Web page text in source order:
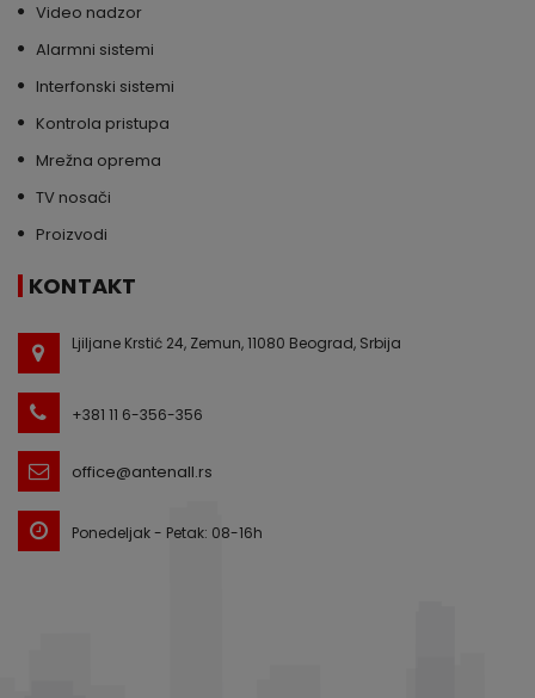
Video nadzor
Alarmni sistemi
Interfonski sistemi
Kontrola pristupa
Mrežna oprema
TV nosači
Proizvodi
KONTAKT
Ljiljane Krstić 24, Zemun, 11080 Beograd, Srbija
+381 11 6-356-356
office@antenall.rs
Ponedeljak - Petak: 08-16h